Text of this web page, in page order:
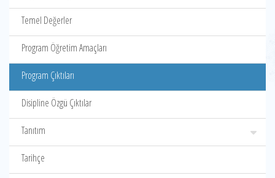
Temel Değerler
Program Öğretim Amaçları
Program Çıktıları
Disipline Özgü Çıktılar
Tanıtım
Tarihçe